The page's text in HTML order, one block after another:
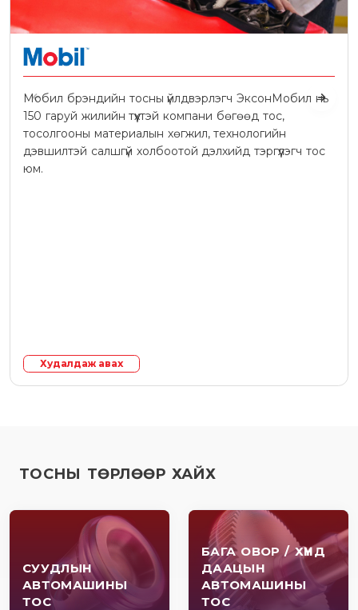
Мобил брэндийн тосны үйлдвэрлэгч ЭксонМобил нь
150 гаруй жилийн түүхтэй компани бөгөөд тос,
тосолгооны материалын хөгжил, технологийн
дэвшилтэй салшгүй холбоотой дэлхийд тэргүүлэгч тос
юм.
Худалдаж авах
ТОСНЫ ТӨРЛӨӨР ХАЙХ
СУУДЛЫН
АВТОМАШИНЫ
ТОС
БАГА ОВОР / ХҮНД
ДААЦЫН
АВТОМАШИНЫ
ТОС